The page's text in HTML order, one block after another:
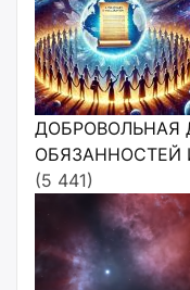
ДОБРОВОЛЬНАЯ
ОБЯЗАННОСТЕЙ
(5 441)